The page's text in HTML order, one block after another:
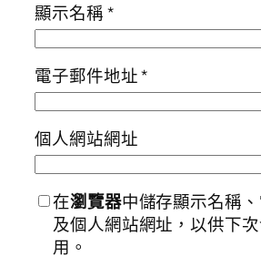
顯示名稱*
電子郵件地址*
個人網站網址
在瀏覽器中儲存顯示名稱
及個人網站網址，以供下
用。